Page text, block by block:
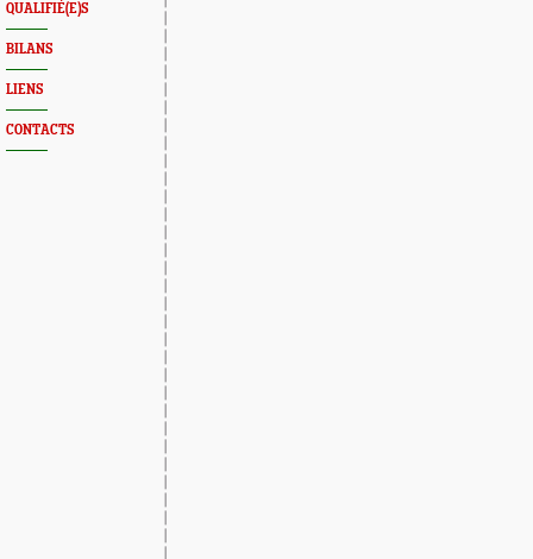
QUALIFIÉ(E)S
BILANS
LIENS
CONTACTS